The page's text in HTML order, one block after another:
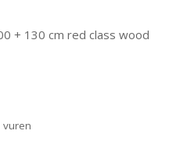
+ 130 cm red class wood